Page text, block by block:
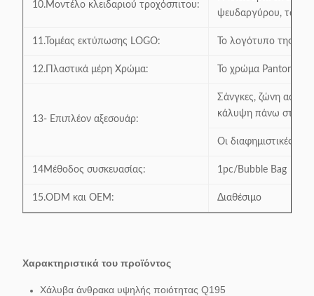
10.Μοντέλο κλειδαριού τροχόσπιτου:
ψευδαργύρου, το
11.Τομέας εκτύπωσης LOGO: Το λογότυπο της
12.Πλαστικά μέρη Χρώμα: Το χρώμα Panton
13- Επιπλέον αξεσουάρ:
Σάνγκες, ζώνη
κάλυψη πάνω στο
Οι διαφημιστικές
14Μέθοδος συσκευασίας: 1pc/Bubble Bag
15.ODM και OEM: Διαθέσιμο
Χαρακτηριστικά του προϊόντος
Χάλυβα άνθρακα υψηλής ποιότητας Q195